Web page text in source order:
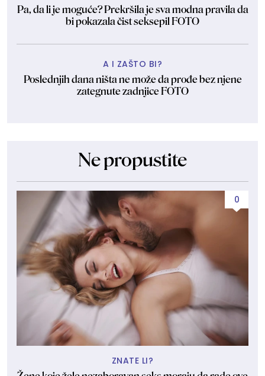
Pa, da li je moguće? Prekršila je sva modna pravila da
bi pokazala čist seksepil FOTO
A I ZAŠTO BI?
Poslednjih dana ništa ne može da prođe bez njene
zategnute zadnjice FOTO
Ne propustite
0
ZNATE LI?